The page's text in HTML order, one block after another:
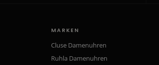
MARKEN
Cluse Damenuhren
Ruhla Damenuhren